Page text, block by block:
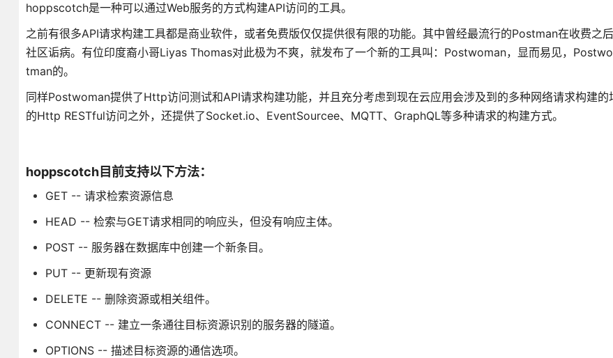
hoppscotch是一种可以通过Web服务的方式构建API访问的工具。
之前有很多API请求构建工具都是商业软件，或者免费版仅仅提供很有限的功能。其中曾经最流行的Postman在收费之
社区诟病。有位印度裔小哥Liyas Thomas对此极为不爽，就发布了一个新的工具叫：Postwoman，显而易见，
tman的。
同样Postwoman提供了Http访问测试和API请求构建功能，并且充分考虑到现在云应用会涉及到的多种网络请求构建的
的Http RESTful访问之外，还提供了Socket.io、EventSourcee、MQTT、GraphQL等多种请求的构建方式。
hoppscotch目前支持以下方法：
GET -- 请求检索资源信息
HEAD -- 检索与GET请求相同的响应头，但没有响应主体。
POST -- 服务器在数据库中创建一个新条目。
PUT -- 更新现有资源
DELETE -- 删除资源或相关组件。
CONNECT -- 建立一条通往目标资源识别的服务器的隧道。
OPTIONS -- 描述目标资源的通信选项。